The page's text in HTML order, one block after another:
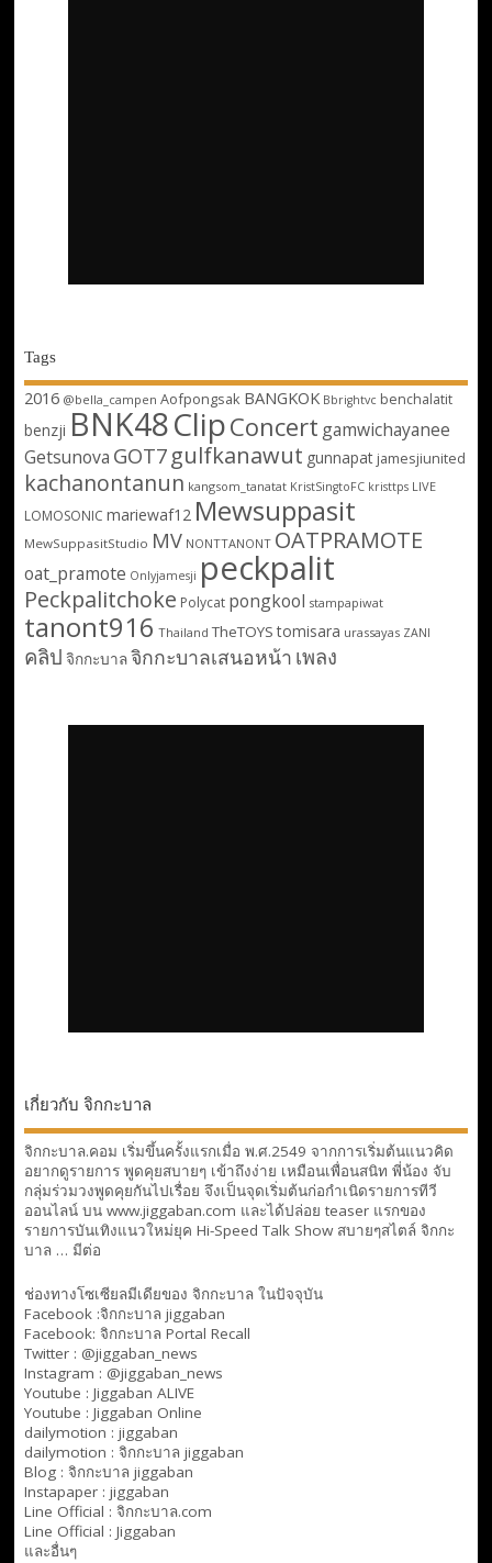
Tags
2016 @bella_campen Aofpongsak BANGKOK Bbrightvc benchalatit
benzji BNK48ClipConcert gamwichayanee
Getsunova GOT7 gulfkanawut gunnapat jamesjiunited
kachanontanun kangsom_tanatat KristSingtoFC kristtps LIVE
LOMOSONIC mariewaf12 Mewsuppasit
MewSuppasitStudio MV NONTTANONT OATPRAMOTE
oat_pramote Onlyjamesji peckpalit
Peckpalitchoke Polycat pongkool stampapiwat
tanont916 Thailand TheTOYS tomisara urassayas ZANI
คลิป จิกกะบาลจิกกะบาลเสนอหน้า เพลง
เกี่ยวกับ จิกกะบาล
จิกกะบาล.คอม เริ่มขึ้นครั้งแรกเมื่อ พ.ศ.2549 จากการเริ่มต้นแนวคิด
อยากดูรายการ พูดคุยสบายๆ เข้าถึงง่าย เหมือนเพื่อนสนิท พี่น้อง จับ
กลุ่มร่วมวงพูดคุยกันไปเรื่อย จึงเป็นจุดเริ่มต้นก่อกำเนิดรายการทีวี
ออนไลน์ บน www.jiggaban.com และได้ปล่อย teaser แรกของ
รายการบันเทิงแนวใหม่ยุค Hi-Speed Talk Show สบายๆสไตล์ จิกกะ
บาล … มีต่อ
ช่องทางโซเซียลมีเดียของ จิกกะบาล ในปัจจุบัน
Facebook :จิกกะบาล jiggaban
Facebook: จิกกะบาล Portal Recall
Twitter : @jiggaban_news
Instagram : @jiggaban_news
Youtube : Jiggaban ALIVE
Youtube : Jiggaban Online
dailymotion : jiggaban
dailymotion : จิกกะบาล jiggaban
Blog : จิกกะบาล jiggaban
Instapaper : jiggaban
Line Official : จิกกะบาล.com
Line Official : Jiggaban
และอื่นๆ